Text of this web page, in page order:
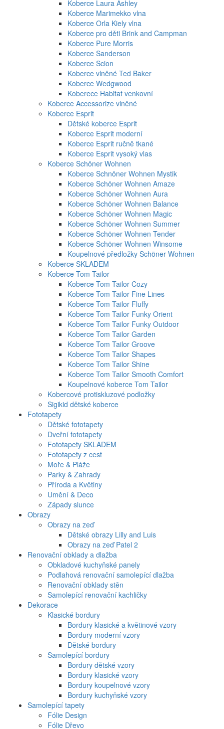
Koberce Laura Ashley
Koberce Marimekko vlna
Koberce Orla Kiely vlna
Koberce pro děti Brink and Campman
Koberce Pure Morris
Koberce Sanderson
Koberce Scion
Koberce vlněné Ted Baker
Koberce Wedgwood
Koberece Habitat venkovní
Koberce Accessorize vlněné
Koberce Esprit
Dětské koberce Esprit
Koberce Esprit moderní
Koberce Esprit ručně tkané
Koberce Esprit vysoký vlas
Koberce Schöner Wohnen
Koberce Schnöner Wohnen Mystik
Koberce Schöner Wohnen Amaze
Koberce Schöner Wohnen Aura
Koberce Schöner Wohnen Balance
Koberce Schöner Wohnen Magic
Koberce Schöner Wohnen Summer
Koberce Schöner Wohnen Tender
Koberce Schöner Wohnen Winsome
Koupelnové předložky Schöner Wohnen
Koberce SKLADEM
Koberce Tom Tailor
Koberce Tom Tailor Cozy
Koberce Tom Tailor Fine Lines
Koberce Tom Tailor Fluffy
Koberce Tom Tailor Funky Orient
Koberce Tom Tailor Funky Outdoor
Koberce Tom Tailor Garden
Koberce Tom Tailor Groove
Koberce Tom Tailor Shapes
Koberce Tom Tailor Shine
Koberce Tom Tailor Smooth Comfort
Koupelnové koberce Tom Tailor
Kobercové protiskluzové podložky
Sigikid dětské koberce
Fototapety
Dětské fototapety
Dveřní fototapety
Fototapety SKLADEM
Fototapety z cest
Moře & Pláže
Parky & Zahrady
Příroda a Květiny
Umění & Deco
Západy slunce
Obrazy
Obrazy na zeď
Dětské obrazy Lilly and Luis
Obrazy na zeď Patel 2
Renovační obklady a dlažba
Obkladové kuchyňské panely
Podlahová renovační samolepící dlažba
Renovační obklady stěn
Samolepící renovační kachličky
Dekorace
Klasické bordury
Bordury klasické a květinové vzory
Bordury moderní vzory
Dětské bordury
Samolepící bordury
Bordury dětské vzory
Bordury klasické vzory
Bordury koupelnové vzory
Bordury kuchyňské vzory
Samolepící tapety
Fólie Design
Fólie Dřevo